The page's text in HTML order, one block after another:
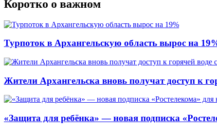
Коротко о важном
Турпоток в Архангельскую область вырос на
Жители Архангельска вновь получат доступ к
«Защита для ребёнка» — новая подписка